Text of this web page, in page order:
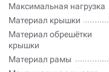
Максимальная нагрузка
Материал крышки
Материал обрешётки
крышки
Материал рамы